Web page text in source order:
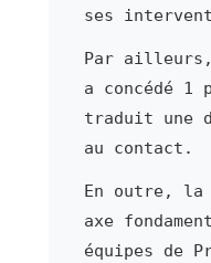
ses
Par ailleurs,
a concédé
traduit une
au contact.
En outre, la
axe
équipes de